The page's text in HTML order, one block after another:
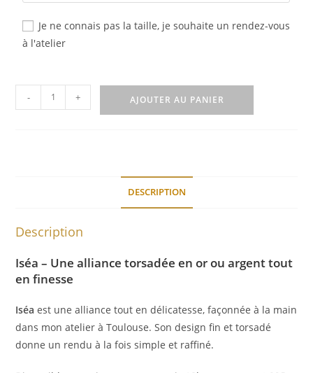
Je ne connais pas la taille, je souhaite un rendez-vous
à l'atelier
quantité
de
- + AJOUTER AU PANIER
DESCRIPTION
Description
Iséa – Une alliance torsadée en or ou argent tout
en finesse
Iséa est une alliance tout en délicatesse, façonnée à la main
dans mon atelier à Toulouse. Son design fin et torsadé
donne un rendu à la fois simple et raffiné.